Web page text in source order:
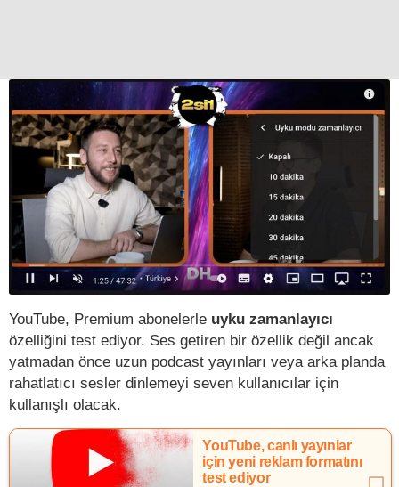
YouTube, Premium abonelerle uyku zamanlayıcı
özelliğini test ediyor. Ses getiren bir özellik değil ancak
yatmadan önce uzun podcast yayınları veya arka planda
rahatlatıcı sesler dinlemeyi seven kullanıcılar için
kullanışlı olacak.
YouTube, canlı yayınlar
için yeni reklam formatını
test ediyor